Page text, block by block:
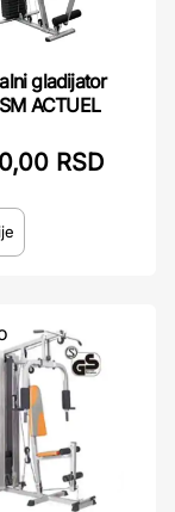
gladijator
ACTUEL
RSD